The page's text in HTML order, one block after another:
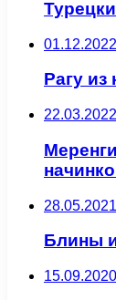
01.12.2022
Рагу
22.03.2022
28.05.2021
Блины
15.09.2020